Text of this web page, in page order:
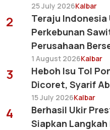
25 July 2026Kalbar
2
Teraju Indonesia
Perkebunan
Perusahaan
1 August 2026Kalbar
3
Heboh Isu Tol
Dicoret, Syarif
15 July 2026Kalbar
4
Berhasil Ukir
Siapkan